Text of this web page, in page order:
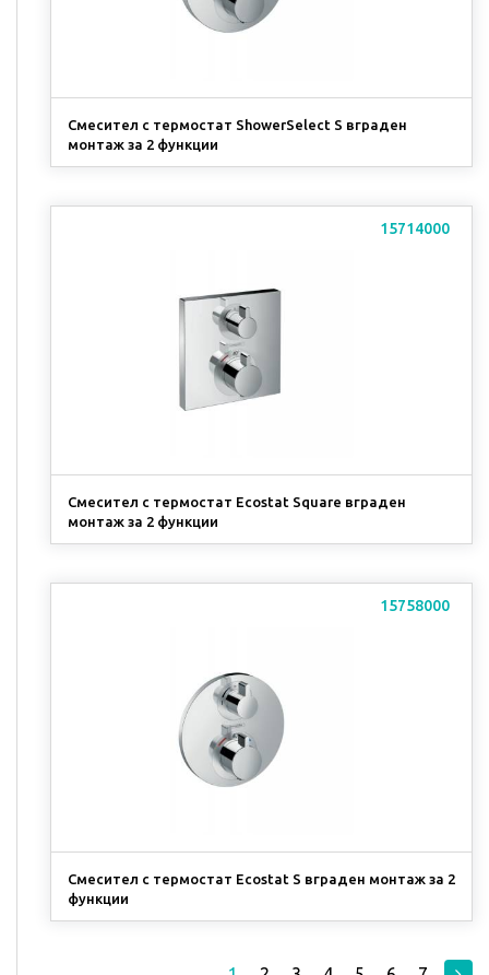
Смесител с термостат ShowerSelect S вграден
монтаж за 2 функции
15714000
Смесител с термостат Ecostat Square вграден
монтаж за 2 функции
15758000
Смесител с термостат Ecostat S вграден монтаж за 2
функции